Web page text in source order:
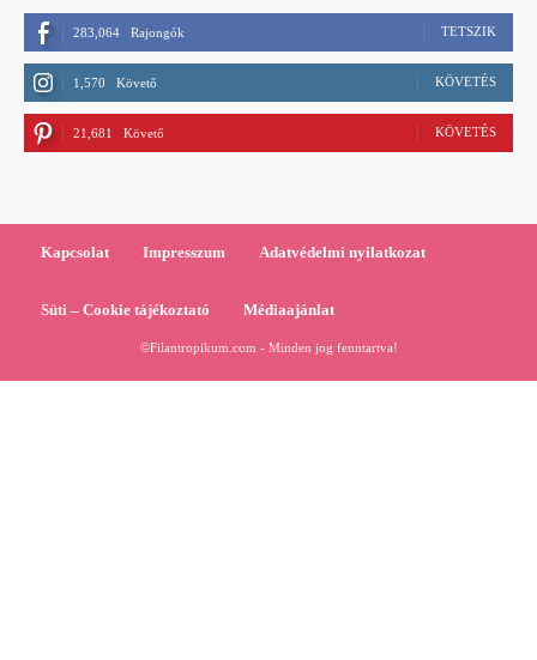
283,064 Rajongók TETSZIK
1,570 Követő KÖVETÉS
21,681 Követő KÖVETÉS
Kapcsolat Impresszum Adatvédelmi nyilatkozat
Süti – Cookie tájékoztató Médiaajánlat
©Filantropikum.com - Minden jog fenntartva!